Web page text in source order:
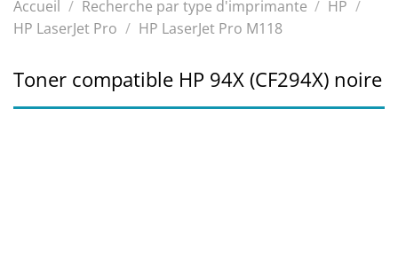
Accueil / Recherche par type d'imprimante / HP /
HP LaserJet Pro / HP LaserJet Pro M118
Toner compatible HP 94X (CF294X) noire